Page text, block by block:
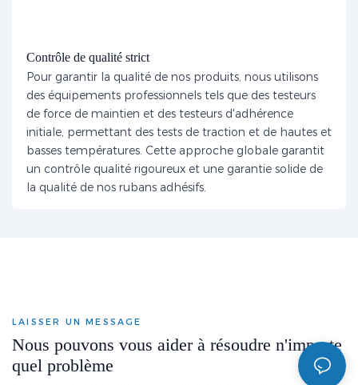
Contrôle de qualité strict
Pour garantir la qualité de nos produits, nous utilisons
des équipements professionnels tels que des testeurs
de force de maintien et des testeurs d'adhérence
initiale, permettant des tests de traction et de hautes et
basses températures. Cette approche globale garantit
un contrôle qualité rigoureux et une garantie solide de
la qualité de nos rubans adhésifs.
LAISSER UN MESSAGE
Nous pouvons vous aider à résoudre n'importe
quel problème